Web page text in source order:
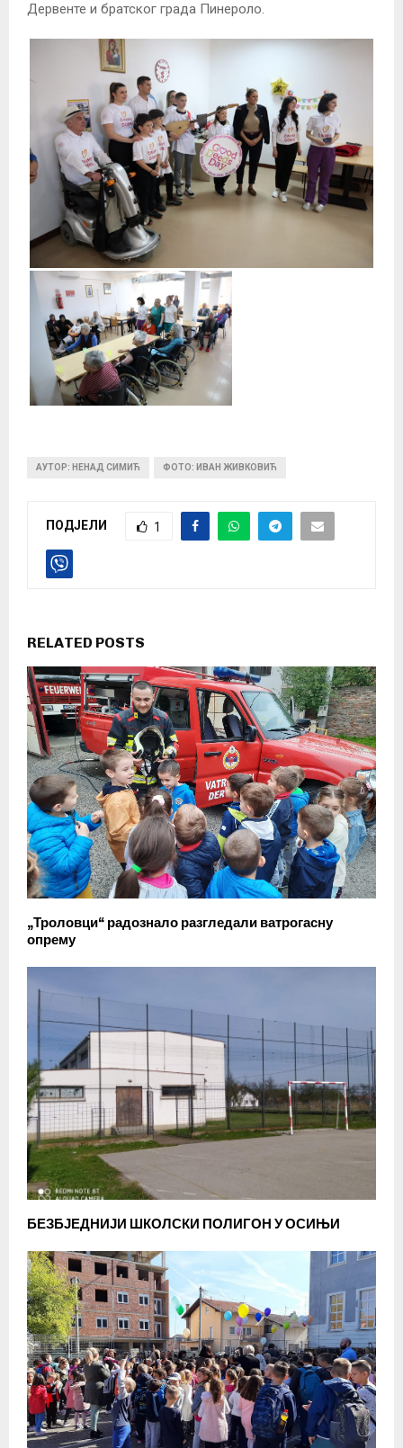
Дервенте и братског града Пинероло.
АУТОР: НЕНАД СИМИЋ ФОТО: ИВАН ЖИВКОВИЋ
ПОДЈЕЛИ 1
RELATED POSTS
„Троловци“ радознало разгледали ватрогасну
опрему
БЕЗБЈЕДНИЈИ ШКОЛСКИ ПОЛИГОН У ОСИЊИ